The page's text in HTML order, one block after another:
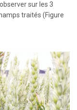
sur les 3
traités (Figure